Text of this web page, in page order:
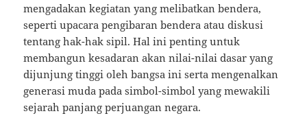
mengadakan kegiatan yang melibatkan bendera,
seperti upacara pengibaran bendera atau diskusi
tentang hak-hak sipil. Hal ini penting untuk
membangun kesadaran akan nilai-nilai dasar yang
dijunjung tinggi oleh bangsa ini serta mengenalkan
generasi muda pada simbol-simbol yang mewakili
sejarah panjang perjuangan negara.